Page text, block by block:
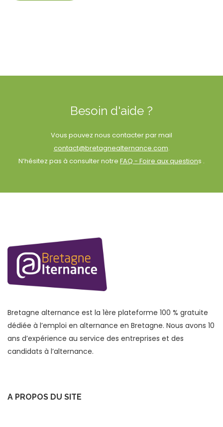
Besoin d'aide ?
Vous pouvez nous contacter par mail
contact@bretagnealternance.com.
N’hésitez pas à consulter notre FAQ - Foire aux questions .
Bretagne alternance est la 1ère plateforme 100 % gratuite
dédiée à l’emploi en alternance en Bretagne. Nous avons 10
ans d’expérience au service des entreprises et des
candidats à l’alternance.
A PROPOS DU SITE